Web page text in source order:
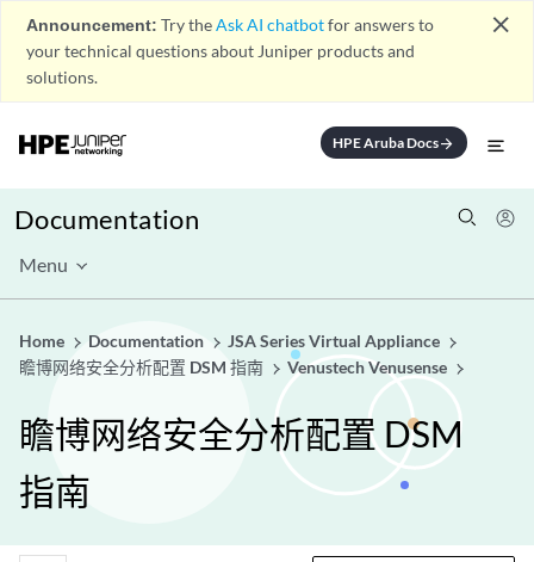
Announcement: Try theAsk AI chatbotfor answers to
your technical questions about Juniper products and
solutions.
close
HPE Aruba Docsarrow_forward
Documentation
Menu
Home Documentation
JSA Series Virtual Appliance
瞻博网络安全分析配置 DSM 指南
Venustech Venusense
瞻博网络安全分析配置 DSM
指南